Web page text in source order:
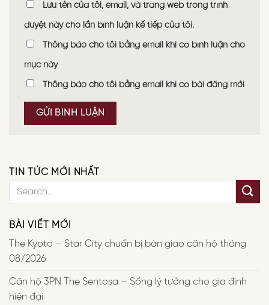
Lưu tên của tôi, email, và trang web trong trình
duyệt này cho lần bình luận kế tiếp của tôi.
Thông báo cho tôi bằng email khi có bình luận cho
mục này
Thông báo cho tôi bằng email khi có bài đăng mới
TIN TỨC MỚI NHẤT
BÀI VIẾT MỚI
The Kyoto – Star City chuẩn bị bàn giao căn hộ tháng
08/2026
Căn hộ 3PN The Sentosa – Sống lý tưởng cho gia đình
hiện đại